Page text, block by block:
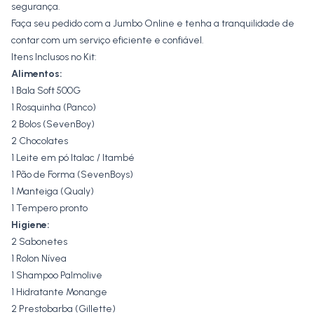
segurança.
Faça seu pedido com a Jumbo Online e tenha a tranquilidade de
contar com um serviço eficiente e confiável.
Itens Inclusos no Kit:
Alimentos:
1 Bala Soft 500G
1 Rosquinha (Panco)
2 Bolos (SevenBoy)
2 Chocolates
1 Leite em pó Italac / Itambé
1 Pão de Forma (SevenBoys)
1 Manteiga (Qualy)
1 Tempero pronto
Higiene:
2 Sabonetes
1 Rolon Nívea
1 Shampoo Palmolive
1 Hidratante Monange
2 Prestobarba (Gillette)